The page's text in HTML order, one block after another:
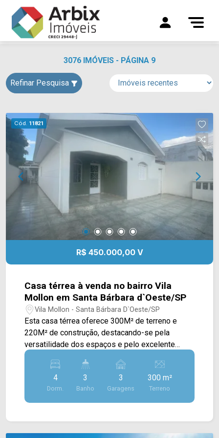
3076 IMÓVEIS - PÁGINA 9
Refinar Pesquisa
Cód. 11821
R$ 450.000,00 V
Casa térrea à venda no bairro Vila
Mollon em Santa Bárbara d`Oeste/SP
Vila Mollon - Santa Bárbara D`Oeste/SP
Esta casa térrea oferece 300M² de terreno e
220M² de construção, destacando-se pela
versatilidade dos espaços e pelo excelente
potencial para famílias que buscam uma
residência ampla ou até mesmo uma
oportunidade de investimento com moradia
independente nos fundos. A casa principal conta
com sala de estar, sala de jantar, cozinha com
4
Dorm.
3
Banho
3
Garagens
300 m²
Terreno